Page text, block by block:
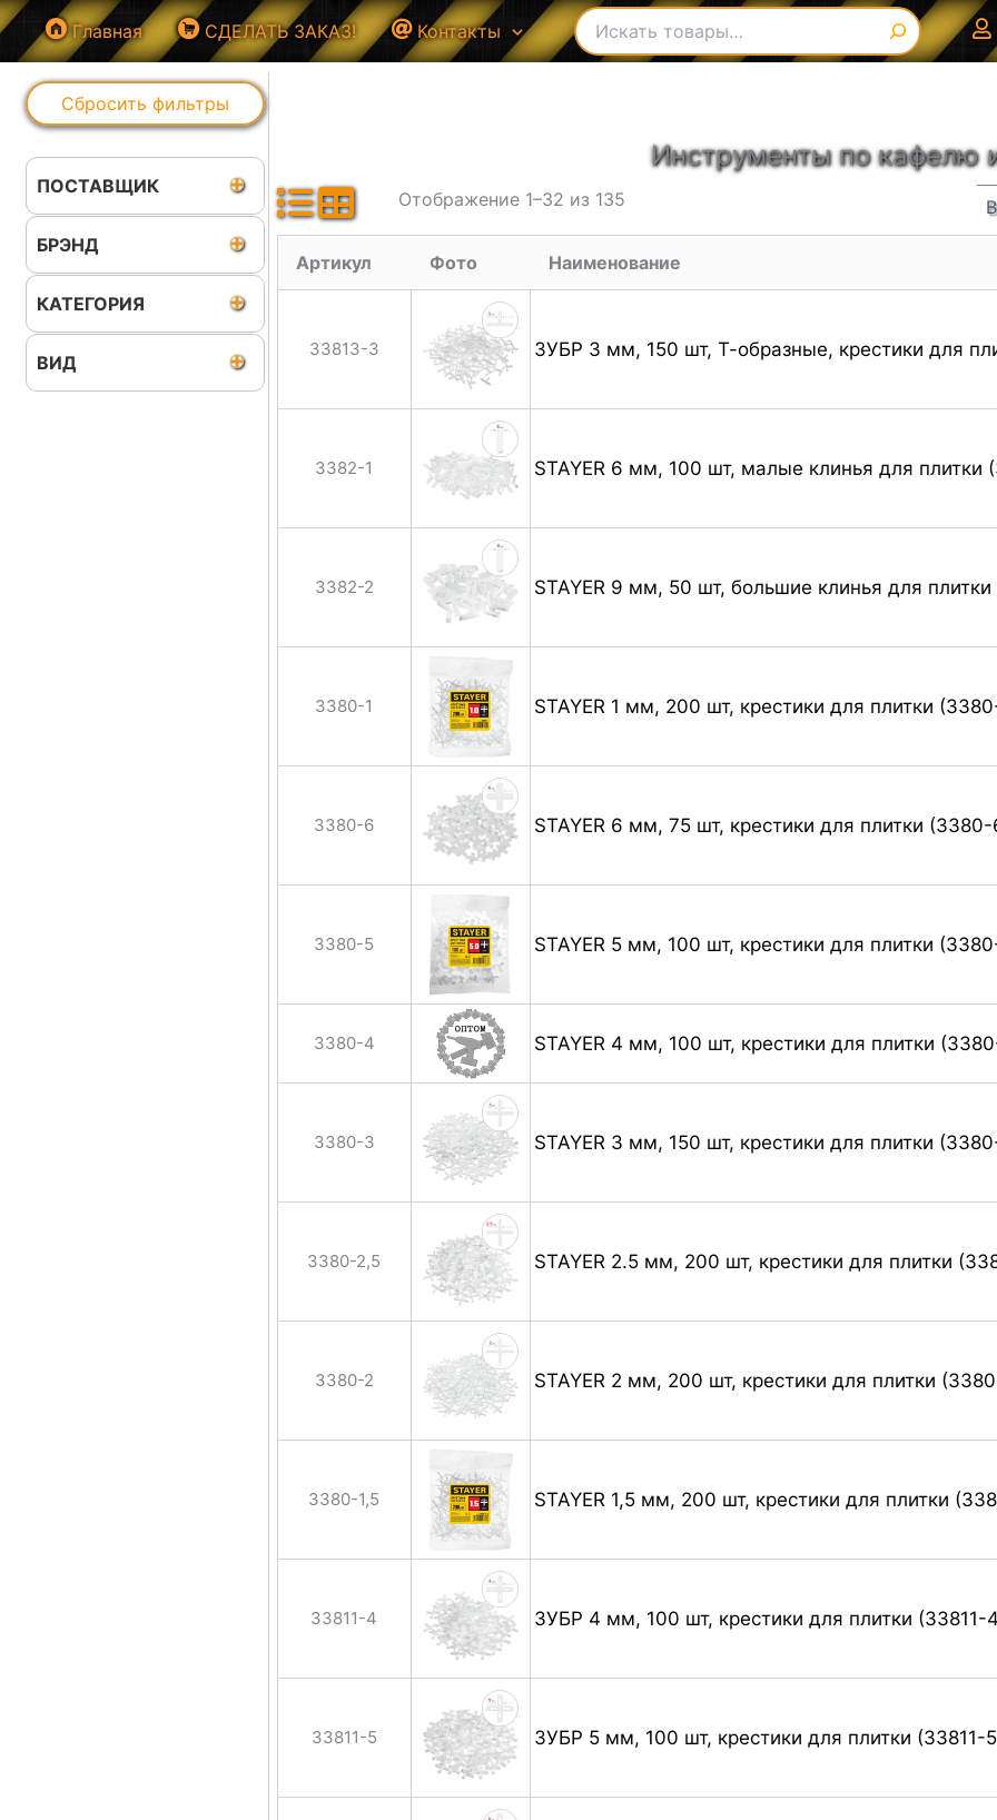
Перейти
Главная СДЕЛАТЬ ЗАКАЗ! Контакты
Поиск
В списке найденных результатов
Сбросить фильтры
ПОСТАВЩИК
БРЭНД
КАТЕГОРИЯ
ВИД
Инструменты по кафелю
Отображение 1–32 из 135
Артикул Фото Наименование
33813-3 ЗУБР 3 мм, 150 шт, Т-образные, крестики для
3382-1 STAYER 6 мм, 100 шт, малые клинья для плитки
3382-2 STAYER 9 мм, 50 шт, большие клинья для
3380-1 STAYER 1 мм, 200 шт, крестики для плитки
3380-6 STAYER 6 мм, 75 шт, крестики для плитки (3380-
3380-5 STAYER 5 мм, 100 шт, крестики для плитки
3380-4 STAYER 4 мм, 100 шт, крестики для плитки
3380-3 STAYER 3 мм, 150 шт, крестики для плитки
3380-2,5 STAYER 2.5 мм, 200 шт, крестики для плитки
3380-2 STAYER 2 мм, 200 шт, крестики для плитки
3380-1,5 STAYER 1,5 мм, 200 шт, крестики для плитки
33811-4 ЗУБР 4 мм, 100 шт, крестики для плитки (33811-
33811-5 ЗУБР 5 мм, 100 шт, крестики для плитки (33811-